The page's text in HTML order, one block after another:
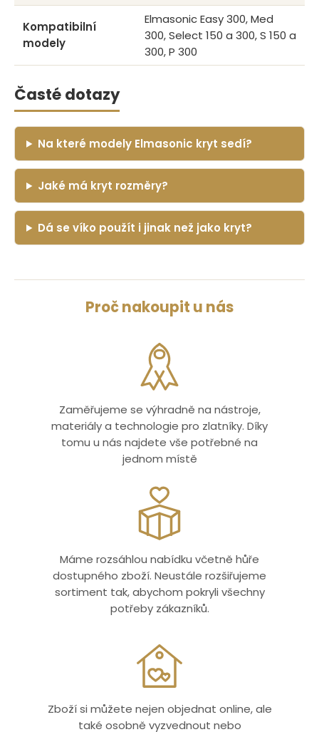
Kompatibilní
modely
Elmasonic Easy 300, Med
300, Select 150 a 300, S 150 a
300, P 300
Časté dotazy
Na které modely Elmasonic kryt sedí?
Jaké má kryt rozměry?
Dá se víko použít i jinak než jako kryt?
Proč nakoupit u nás
Zaměřujeme se výhradně na nástroje,
materiály a technologie pro zlatníky. Díky
tomu u nás najdete vše potřebné na
jednom místě
Máme rozsáhlou nabídku včetně hůře
dostupného zboží. Neustále rozšiřujeme
sortiment tak, abychom pokryli všechny
potřeby zákazníků.
Zboží si můžete nejen objednat online, ale
také osobně vyzvednout nebo